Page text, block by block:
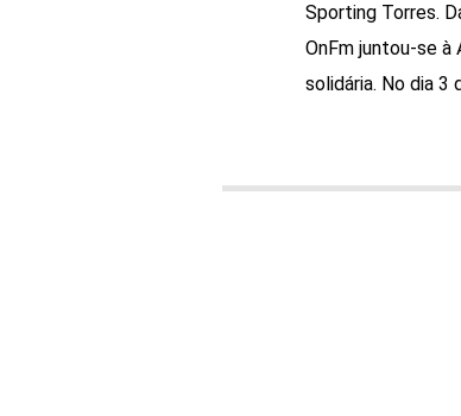
Sporting Torres.
OnFm juntou-se à
solidária. No dia 3